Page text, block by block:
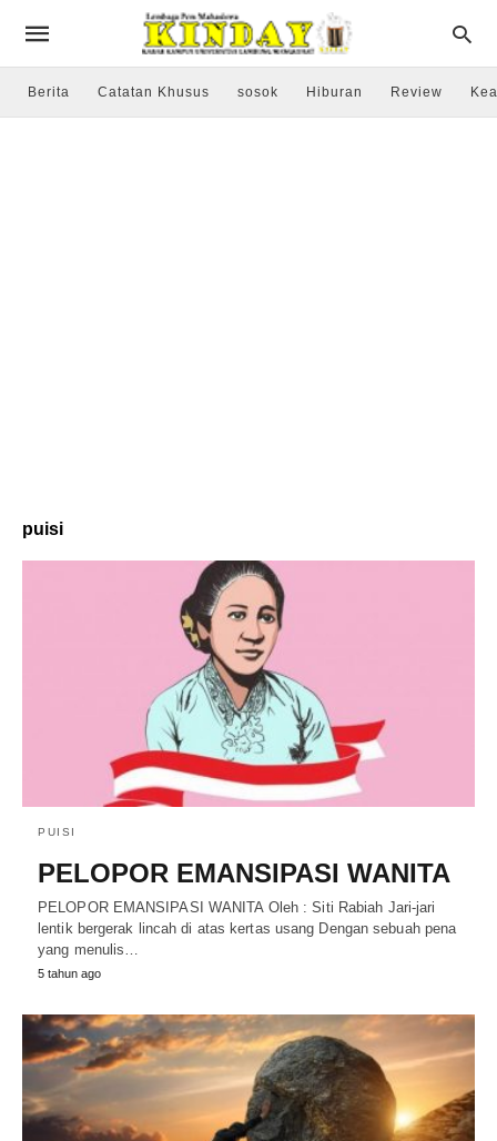
Berita Catatan Khusus sosok Hiburan Review
puisi
PUISI
PELOPOR EMANSIPASI WANITA
PELOPOR EMANSIPASI WANITA Oleh : Siti Rabiah Jari-jari
lentik bergerak lincah di atas kertas usang Dengan sebuah pena
yang menulis…
5 tahun ago